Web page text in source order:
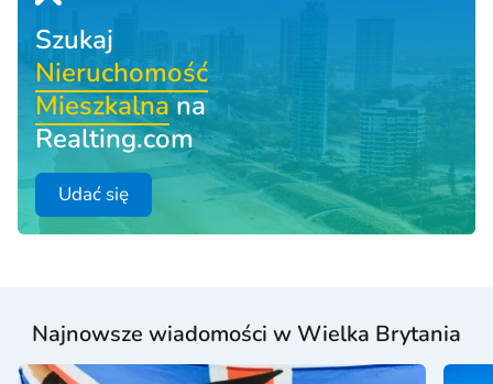
Szukaj
Nieruchomość
Mieszkalnana
Realting.com
Udać się
Najnowsze wiadomości w Wielka Brytania